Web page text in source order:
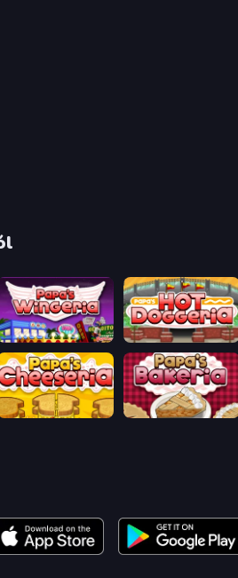
Papa's Wingeria Papa's Hot Doggeria
Papa's Cheeseria Papa's Bakeria